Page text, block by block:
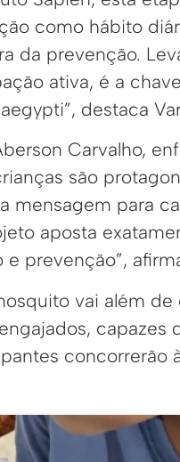
como hábito
da prevenção.
ativa, é a
destaca
Carvalho,
são
mensagem para
aposta
prevenção”,
vai além de
capazes
concorrerão